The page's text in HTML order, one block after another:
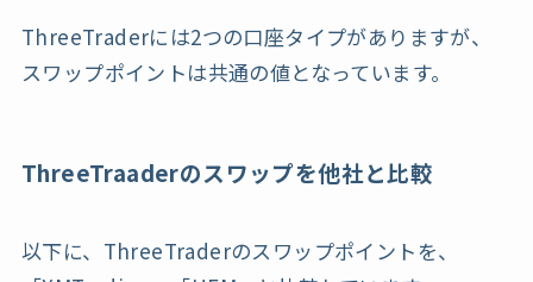
ThreeTraderには2つの口座タイプがありますが、
スワップポイントは共通の値となっています。
ThreeTraaderのスワップを他社と比較
以下に、ThreeTraderのスワップポイントを、